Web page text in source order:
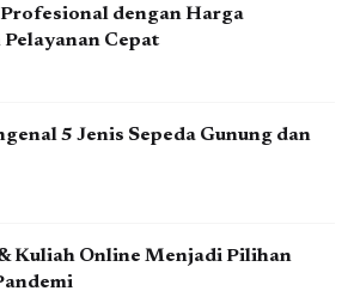
Profesional dengan Harga
Cepat
5 Jenis Sepeda Gunung dan
Kuliah Online Menjadi Pilihan